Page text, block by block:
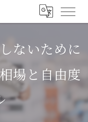
ないために
場と自由度